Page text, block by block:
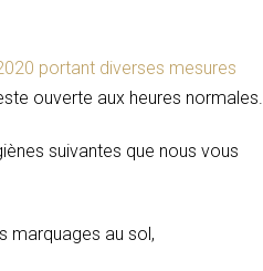
portant diverses mesures
ouverte aux heures normales.
suivantes que nous vous
marquages au sol,